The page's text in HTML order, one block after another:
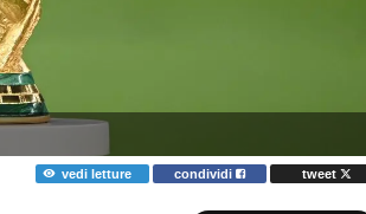
vedi letture condividi tweet